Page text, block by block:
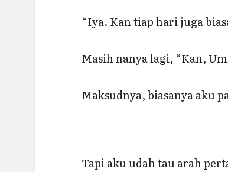
“Iya. Kan tiap hari juga
Masih nanya lagi, “Kan,
Maksudnya, biasanya aku
Tapi aku udah tau arah